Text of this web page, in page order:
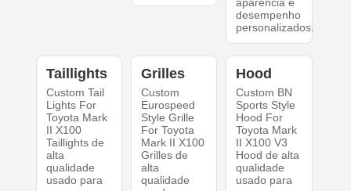
desempenho
personalizados.
Taillights
Custom Tail
Lights For
Toyota Mark
II X100
Taillights de
alta
qualidade
usado para
Grilles
Custom
Eurospeed
Style Grille
For Toyota
Mark II X100
Grilles de
alta
qualidade
Hood
Custom BN
Sports Style
Hood For
Toyota Mark
II X100 V3
Hood de alta
qualidade
usado para